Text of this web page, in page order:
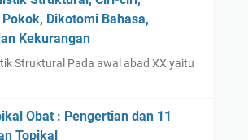
Dikotomi Bahasa,
Kekurangan
Struktural Pada awal abad XX yaitu
Obat : Pengertian dan 11
Topikal